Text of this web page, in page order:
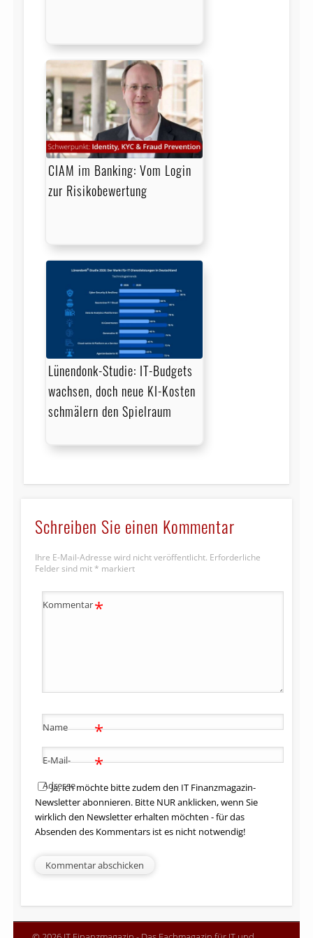
CIAM im Banking: Vom Login
zur Risikobewertung
Lünendonk-Studie: IT-Budgets
wachsen, doch neue KI-Kosten
schmälern den Spielraum
Schreiben Sie einen Kommentar
Ihre E-Mail-Adresse wird nicht veröffentlicht. Erforderliche
Felder sind mit * markiert
Kommentar*
Name *
E-Mail-
Adresse
*
Ja, ich möchte bitte zudem den IT Finanzmagazin-
Newsletter abonnieren. Bitte NUR anklicken, wenn Sie
wirklich den Newsletter erhalten möchten - für das
Absenden des Kommentars ist es nicht notwendig!